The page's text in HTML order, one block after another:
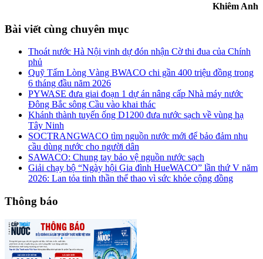
Khiêm Anh
Bài viết cùng chuyên mục
Thoát nước Hà Nội vinh dự đón nhận Cờ thi đua của Chính
phủ
Quỹ Tấm Lòng Vàng BWACO chi gần 400 triệu đồng trong
6 tháng đầu năm 2026
PYWASE đưa giai đoạn 1 dự án nâng cấp Nhà máy nước
Đông Bắc sông Cầu vào khai thác
Khánh thành tuyến ống D1200 đưa nước sạch về vùng hạ
Tây Ninh
SOCTRANGWACO tìm nguồn nước mới để bảo đảm nhu
cầu dùng nước cho người dân
SAWACO: Chung tay bảo vệ nguồn nước sạch
Giải chạy bộ “Ngày hội Gia đình HueWACO” lần thứ V năm
2026: Lan tỏa tinh thần thể thao vì sức khỏe cộng đồng
Thông báo